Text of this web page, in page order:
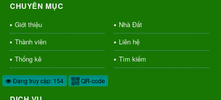
CHUYÊN MỤC
Giới thiệu
Nhà Đất
Thành viên
Liên hệ
Thống kê
Tìm kiếm
Đang truy cập: 154 QR-code